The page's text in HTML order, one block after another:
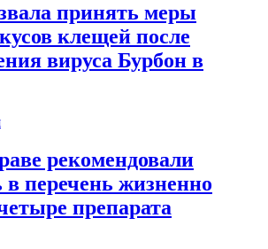
принять меры
клещей после
вируса Бурбон в
рекомендовали
в перечень жизненно
препарата